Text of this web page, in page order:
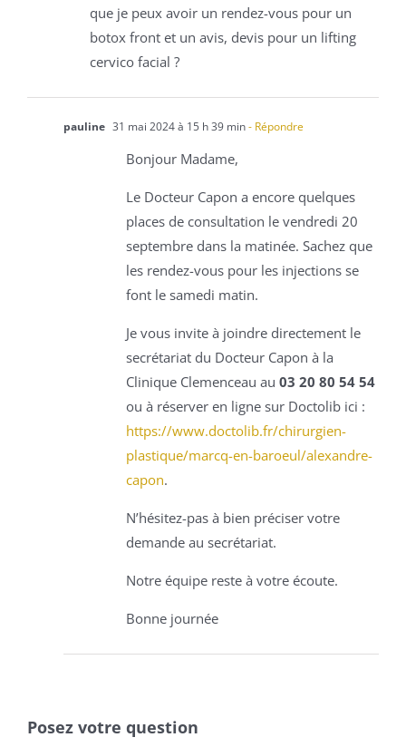
que je peux avoir un rendez-vous pour un
botox front et un avis, devis pour un lifting
cervico facial ?
pauline 31 mai 2024 à 15 h 39 min- Répondre
Bonjour Madame,
Le Docteur Capon a encore quelques
places de consultation le vendredi 20
septembre dans la matinée. Sachez que
les rendez-vous pour les injections se
font le samedi matin.
Je vous invite à joindre directement le
secrétariat du Docteur Capon à la
Clinique Clemenceau au 03 20 80 54 54
ou à réserver en ligne sur Doctolib ici :
https://www.doctolib.fr/chirurgien-
plastique/marcq-en-baroeul/alexandre-
capon.
N’hésitez-pas à bien préciser votre
demande au secrétariat.
Notre équipe reste à votre écoute.
Bonne journée
Posez votre question